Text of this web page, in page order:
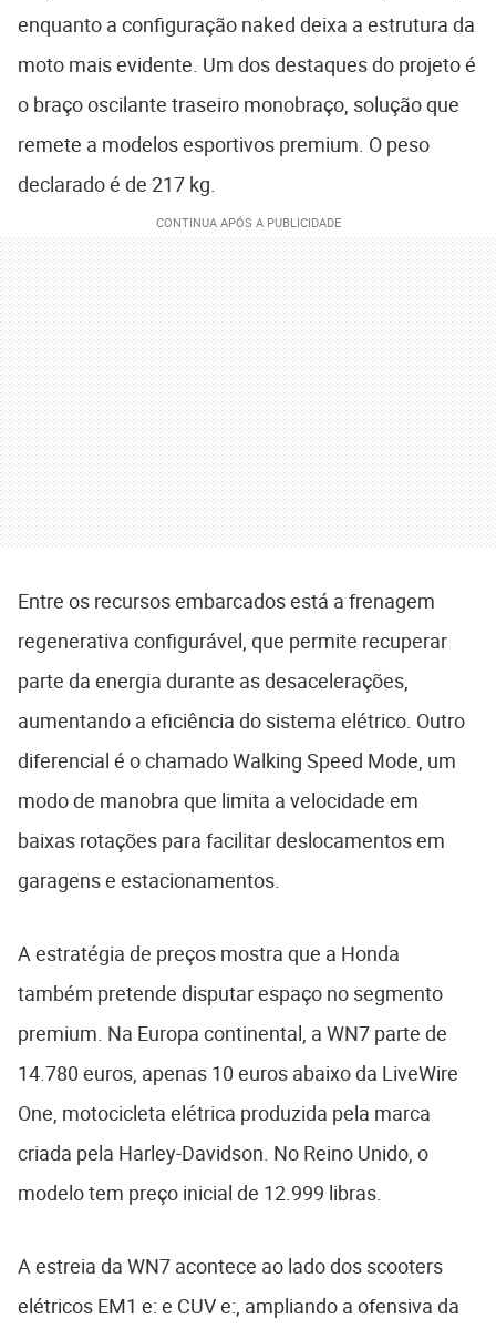
enquanto a configuração naked deixa a estrutura da
moto mais evidente. Um dos destaques do projeto é
o braço oscilante traseiro monobraço, solução que
remete a modelos esportivos premium. O peso
declarado é de 217 kg.
Entre os recursos embarcados está a frenagem
regenerativa configurável, que permite recuperar
parte da energia durante as desacelerações,
aumentando a eficiência do sistema elétrico. Outro
diferencial é o chamado Walking Speed Mode, um
modo de manobra que limita a velocidade em
baixas rotações para facilitar deslocamentos em
garagens e estacionamentos.
A estratégia de preços mostra que a Honda
também pretende disputar espaço no segmento
premium. Na Europa continental, a WN7 parte de
14.780 euros, apenas 10 euros abaixo da LiveWire
One, motocicleta elétrica produzida pela marca
criada pela Harley-Davidson. No Reino Unido, o
modelo tem preço inicial de 12.999 libras.
A estreia da WN7 acontece ao lado dos scooters
elétricos EM1 e: e CUV e:, ampliando a ofensiva da